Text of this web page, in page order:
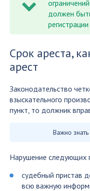
должен
Срок ареста,
арест
Законодательство
взыскательного
пункт, то должник
Важно
Нарушение следующих
судебный пристав
всю важную